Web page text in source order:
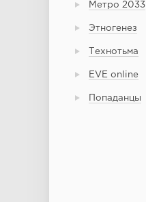
Метро 2033
Этногенез
Технотьма
EVE online
Попаданцы